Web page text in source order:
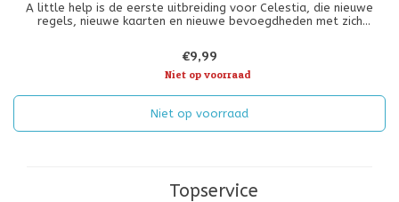
A little help is de eerste uitbreiding voor Celestia, die nieuwe
regels, nieuwe kaarten en nieuwe bevoegdheden met zich
onder
€9,99
Niet op voorraad
Niet op voorraad
Topservice